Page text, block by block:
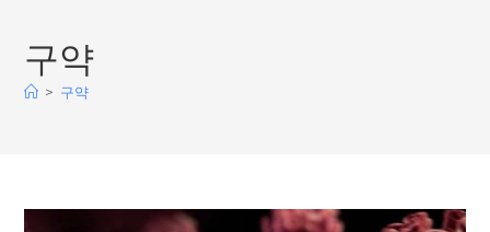
구약
> 구약